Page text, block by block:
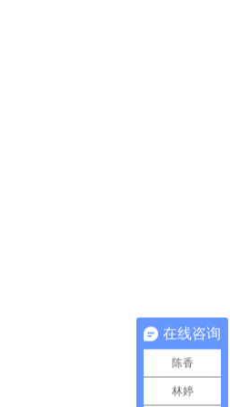
在线咨询
陈香
林婷